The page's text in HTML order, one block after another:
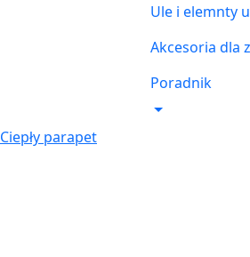
Ule i elemnty
Akcesoria dla
Poradnik
Ciepły parapet